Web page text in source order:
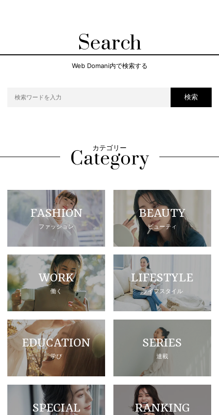
Search
Web Domani内で検索する
検索
カテゴリー
FASHION
ファッション
BEAUTY
ビューティ
WORK
働く
LIFESTYLE
ライフスタイル
EDUCATION
学び
SERIES
連載
SPECIAL RANKING